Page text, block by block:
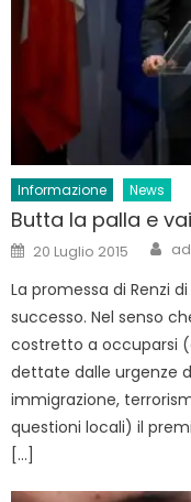
Informazione News
Butta la palla e vai
Posted
on
20 Luglio 2015
La promessa di Renzi
successo. Nel senso
costretto a occuparsi
dettate dalle urgenze
immigrazione,
questioni locali) il
[…]